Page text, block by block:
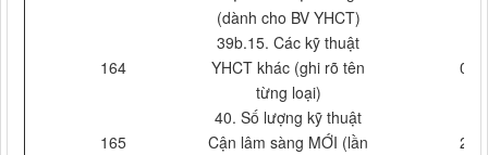
(dành cho BV YHCT)
164
39b.15. Các kỹ thuật
YHCT khác (ghi rõ tên
từng loại)
0
165
40. Số lượng kỹ thuật
Cận lâm sàng MỚI (lần
2